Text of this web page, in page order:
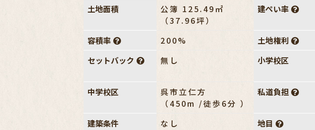
土地面積
公簿 125.49㎡
（37.96坪）
建ぺい率
容積率 200%
土地権利
セットバック
無し 小学校区
中学校区
呉市立仁方
（450m /徒歩6分 ）
私道負担
建築条件 なし 地目